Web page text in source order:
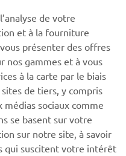
offres, les événements
encore
de votre
et à la fourniture
présenter des offres
nos gammes et à vous
à la carte par le biais
de tiers, y compris
sociaux comme
se basent sur votre
sur notre site, à savoir
qui suscitent votre intérêt